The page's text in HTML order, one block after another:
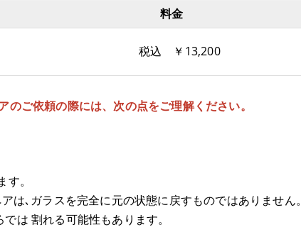
料金
13,200
のご依頼の際には、次の点をご理解ください。
。
は､ガラスを完全に元の状態に戻すものではありません。
は 割れる可能性もあります。